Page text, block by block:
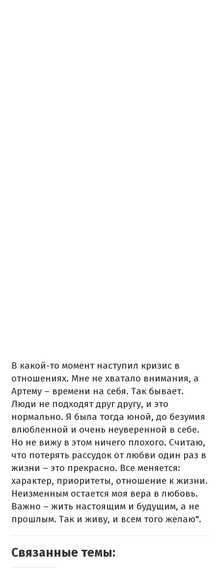
В какой-то момент наступил кризис в
отношениях. Мне не хватало внимания, а
Артему – времени на себя. Так бывает.
Люди не подходят друг другу, и это
нормально. Я была тогда юной, до безумия
влюбленной и очень неуверенной в себе.
Но не вижу в этом ничего плохого. Считаю,
что потерять рассудок от любви один раз в
жизни – это прекрасно. Все меняется:
характер, приоритеты, отношение к жизни.
Неизменным остается моя вера в любовь.
Важно – жить настоящим и будущим, а не
прошлым. Так и живу, и всем того желаю".
Связанные темы: